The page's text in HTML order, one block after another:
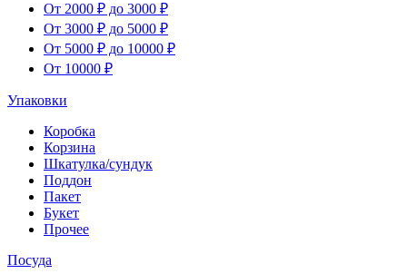
От 2000 ₽ до 3000 ₽
От 3000 ₽ до 5000 ₽
От 5000 ₽ до 10000 ₽
От 10000 ₽
Упаковки
Коробка
Корзина
Шкатулка/сундук
Поддон
Пакет
Букет
Прочее
Посуда